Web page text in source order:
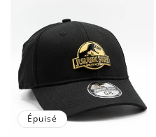
Épuisé